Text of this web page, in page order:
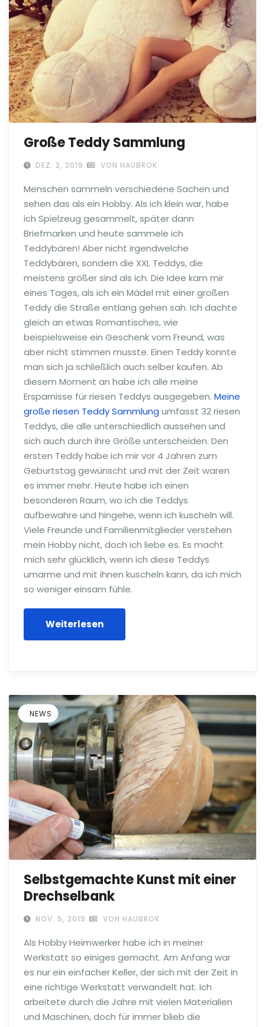
Große Teddy Sammlung
DEZ. 2, 2019 VON HAUBROK
Menschen sammeln verschiedene Sachen und
sehen das als ein Hobby. Als ich klein war, habe
ich Spielzeug gesammelt, später dann
Briefmarken und heute sammele ich
Teddybären! Aber nicht irgendwelche
Teddybären, sondern die XXL Teddys, die
meistens größer sind als ich. Die Idee kam mir
eines Tages, als ich ein Mädel mit einer großen
Teddy die Straße entlang gehen sah. Ich dachte
gleich an etwas Romantisches, wie
beispielsweise ein Geschenk vom Freund, was
aber nicht stimmen musste. Einen Teddy konnte
man sich ja schließlich auch selber kaufen. Ab
diesem Moment an habe ich alle meine
Ersparnisse für riesen Teddys ausgegeben. Meine
große riesen Teddy Sammlung umfasst 32 riesen
Teddys, die alle unterschiedlich aussehen und
sich auch durch ihre Größe unterscheiden. Den
ersten Teddy habe ich mir vor 4 Jahren zum
Geburtstag gewünscht und mit der Zeit waren
es immer mehr. Heute habe ich einen
besonderen Raum, wo ich die Teddys
aufbewahre und hingehe, wenn ich kuscheln will.
Viele Freunde und Familienmitglieder verstehen
mein Hobby nicht, doch ich liebe es. Es macht
mich sehr glücklich, wenn ich diese Teddys
umarme und mit ihnen kuscheln kann, da ich mich
so weniger einsam fühle.
Weiterlesen
NEWS
Selbstgemachte Kunst mit einer
Drechselbank
NOV. 5, 2019 VON HAUBROK
Als Hobby Heimwerker habe ich in meiner
Werkstatt so einiges gemacht. Am Anfang war
es nur ein einfacher Keller, der sich mit der Zeit in
eine richtige Werkstatt verwandelt hat. Ich
arbeitete durch die Jahre mit vielen Materialien
und Maschinen, doch für immer blieb die